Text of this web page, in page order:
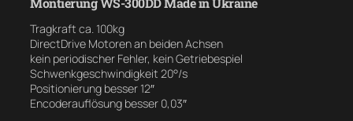
Tragkraft ca. 100kg
DirectDrive Motoren an beiden Achsen
kein periodischer Fehler, kein Getriebespiel
Schwenkgeschwindigkeit 20°/s
Positionierung besser 12″
Encoderauflösung besser 0,03″